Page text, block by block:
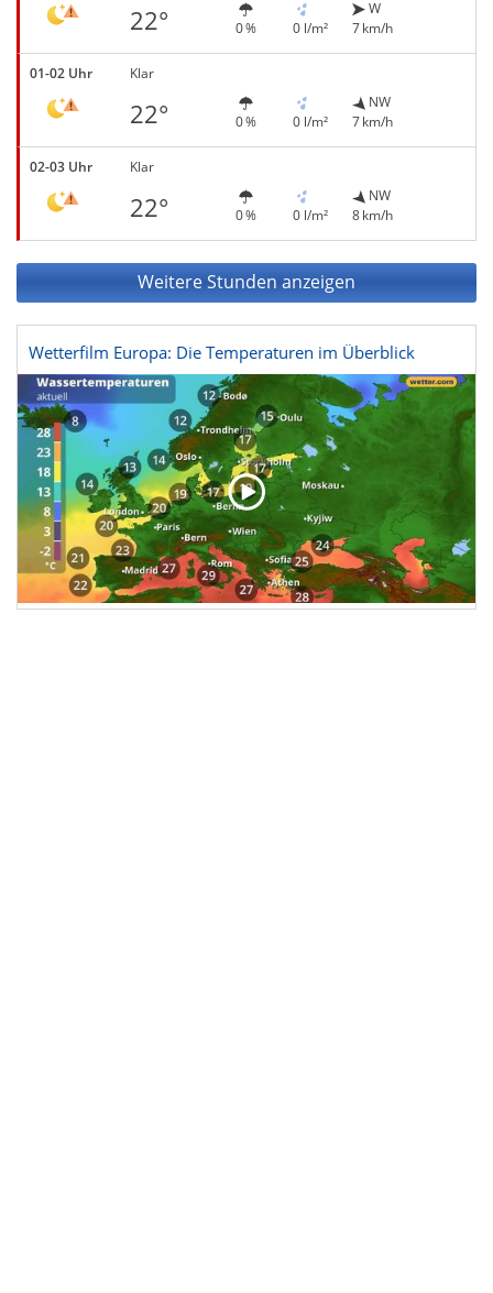
22° 0 % 0 l/m²
W
7 km/h
01-02 Uhr Klar
22° 0 % 0 l/m²
NW
7 km/h
02-03 Uhr Klar
22° 0 % 0 l/m²
NW
8 km/h
Weitere Stunden anzeigen
Wetterfilm Europa: Die Temperaturen im Überblick